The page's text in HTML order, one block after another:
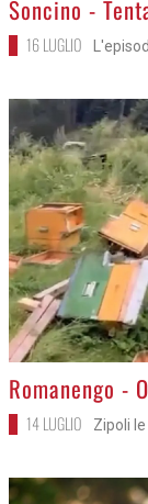
Soncino -
16 LUGLIO
>
Romanengo -
14 LUGLIO Zipoli